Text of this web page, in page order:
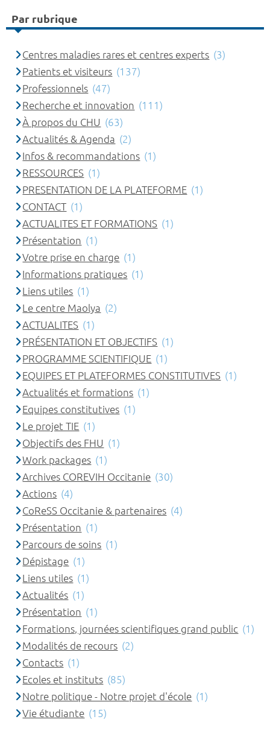
Par rubrique
Centres maladies rares et centres experts (3)
Patients et visiteurs (137)
Professionnels (47)
Recherche et innovation (111)
À propos du CHU (63)
Actualités & Agenda (2)
Infos & recommandations (1)
RESSOURCES (1)
PRESENTATION DE LA PLATEFORME (1)
CONTACT (1)
ACTUALITES ET FORMATIONS (1)
Présentation (1)
Votre prise en charge (1)
Informations pratiques (1)
Liens utiles (1)
Le centre Maolya (2)
ACTUALITES (1)
PRÉSENTATION ET OBJECTIFS (1)
PROGRAMME SCIENTIFIQUE (1)
EQUIPES ET PLATEFORMES CONSTITUTIVES (1)
Actualités et formations (1)
Equipes constitutives (1)
Le projet TIE (1)
Objectifs des FHU (1)
Work packages (1)
Archives COREVIH Occitanie (30)
Actions (4)
CoReSS Occitanie & partenaires (4)
Présentation (1)
Parcours de soins (1)
Dépistage (1)
Liens utiles (1)
Actualités (1)
Présentation (1)
Formations, journées scientifiques grand public (1)
Modalités de recours (2)
Contacts (1)
Ecoles et instituts (85)
Notre politique - Notre projet d'école (1)
Vie étudiante (15)